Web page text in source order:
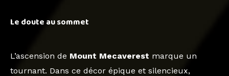
Le doute au sommet
L’ascension de Mount Mecaverest marque un
tournant. Dans ce décor épique et silencieux,